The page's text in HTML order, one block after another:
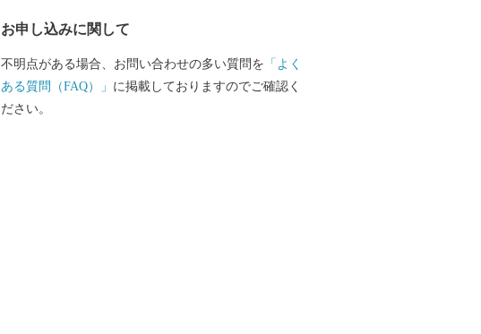
お申し込みに関して
不明点がある場合、お問い合わせの多い質問を 「よく
ある質問（FAQ）」 に掲載しておりますのでご確認く
ださい。